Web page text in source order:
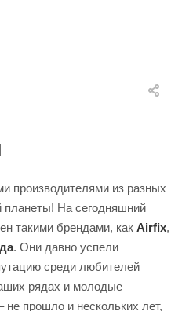
производителями из разных
планеты! На сегодняшний
такими брендами, как Airfix,
. Они давно успели
среди любителей
рядах и молодые
не прошло и нескольких лет,